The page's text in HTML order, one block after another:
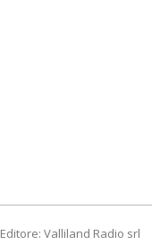
Editore: Valliland Radio srl